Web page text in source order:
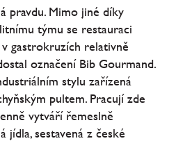
pravdu. Mimo jiné díky
týmu se restauraci
gastrokruzích relativně
označení Bib Gourmand.
stylu zařízená
pultem. Pracují zde
vytváří řemeslně
jídla, sestavená z české